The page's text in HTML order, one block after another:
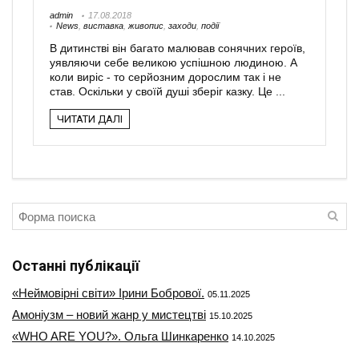
admin
17.08.2018
News виставка живопис заходи події
В дитинстві він багато малював сонячних героїв,
уявляючи себе великою успішною людиною. А
коли виріс - то серйозним дорослим так і не
став. Оскільки у своїй душі зберіг казку. Це ...
ЧИТАТИ ДАЛІ
Останні публікації
«Неймовірні світи» Ірини Бобрової. 05.11.2025
Амоніузм – новий жанр у мистецтві 15.10.2025
«WHO ARE YOU?». Ольга Шинкаренко 14.10.2025